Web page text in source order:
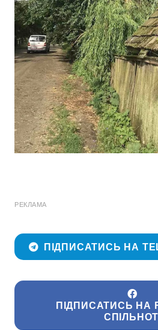
РЕКЛАМА
ПІДПИСАТИСЬ НА
ПІДПИСАТИСЬ НА